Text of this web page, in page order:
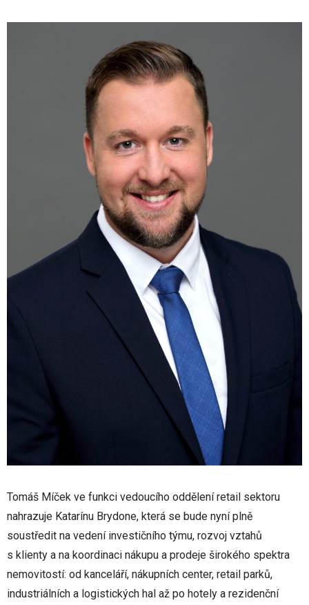
Tomáš Míček ve funkci vedoucího oddělení retail sektoru
nahrazuje Katarínu Brydone, která se bude nyní plně
soustředit na vedení investičního týmu, rozvoj vztahů
s klienty a na koordinaci nákupu a prodeje širokého spektra
nemovitostí: od kanceláří, nákupních center, retail parků,
industriálních a logistických hal až po hotely a rezidenční